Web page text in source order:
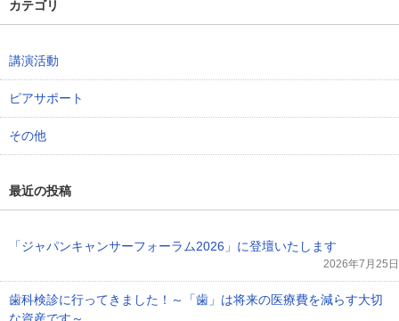
カテゴリ
講演活動
ピアサポート
その他
最近の投稿
「ジャパンキャンサーフォーラム2026」に登壇いたします
2026年7月25日
歯科検診に行ってきました！～「歯」は将来の医療費を減らす大切